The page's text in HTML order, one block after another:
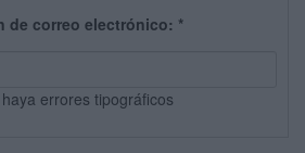
de correo electrónico: *
errores tipográficos